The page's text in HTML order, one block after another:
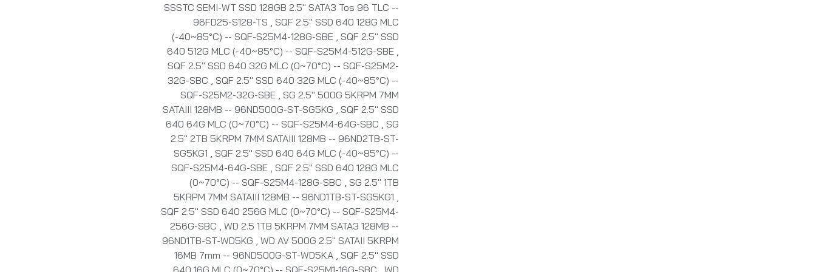
SSSTC SEMI-WT SSD 128GB 2.5" SATA3 Tos 96 TLC --
96FD25-S128-TS , SQF 2.5" SSD 640 128G MLC
(-40~85°C) -- SQF-S25M4-128G-SBE , SQF 2.5" SSD
640 512G MLC (-40~85°C) -- SQF-S25M4-512G-SBE ,
SQF 2.5" SSD 640 32G MLC (0~70°C) -- SQF-S25M2-
32G-SBC , SQF 2.5" SSD 640 32G MLC (-40~85°C) --
SQF-S25M2-32G-SBE , SG 2.5" 500G 5KRPM 7MM
SATAIII 128MB -- 96ND500G-ST-SG5KG , SQF 2.5" SSD
640 64G MLC (0~70°C) -- SQF-S25M4-64G-SBC , SG
2.5" 2TB 5KRPM 7MM SATAIII 128MB -- 96ND2TB-ST-
SG5KG1 , SQF 2.5" SSD 640 64G MLC (-40~85°C) --
SQF-S25M4-64G-SBE , SQF 2.5" SSD 640 128G MLC
(0~70°C) -- SQF-S25M4-128G-SBC , SG 2.5" 1TB
5KRPM 7MM SATAIII 128MB -- 96ND1TB-ST-SG5KG1 ,
SQF 2.5" SSD 640 256G MLC (0~70°C) -- SQF-S25M4-
256G-SBC , WD 2.5 1TB 5KRPM 7MM SATA3 128MB --
96ND1TB-ST-WD5KG , WD AV 500G 2.5" SATAII 5KRPM
16MB 7mm -- 96ND500G-ST-WD5KA , SQF 2.5" SSD